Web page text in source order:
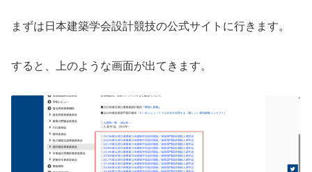
まずは日本建築学会設計競技の公式サイトに行きます。
すると、上のような画面が出てきます。